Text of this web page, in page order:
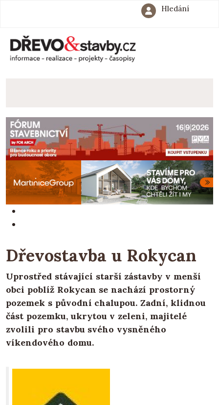
Hledání
Dřevostavba u Rokycan
Uprostřed stávající starší zástavby v menší
obci poblíž Rokycan se nachází prostorný
pozemek s původní chalupou. Zadní, klidnou
část pozemku, ukrytou v zeleni, majitelé
zvolili pro stavbu svého vysněného
víkendového domu.